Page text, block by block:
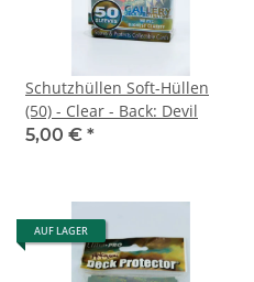
Schutzhüllen Soft-Hüllen
(50) - Clear - Back: Devil
5,00 € *
AUF LAGER